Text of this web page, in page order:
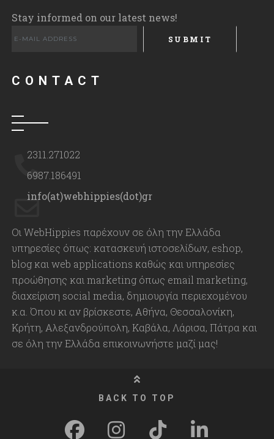
Stay informed on our latest news!Please leave this
CONTACT
2311.271022
6987.186491
info(at)webhippies(dot)gr
Οι WebHippies παρέχουν σε όλη την Ελλάδα
υπηρεσίες όπως: κατασκευή ιστοσελίδων, eshop,
blog και web applications καθώς και υπηρεσίες
προώθησης και marketing όπως email marketing,
διαχείριση social media, δημιουργία περιεχομένου
κ.α. Όπου κι αν βρίσκεστε, Αθήνα, Θεσσαλονίκη,
Κρήτη, Αλεξανδρούπολη, Καβάλα, Λάρισα, Πάτρα και
σε όλη την Ελλάδα επικοινωνήστε μαζί μας!
BACK TO TOP